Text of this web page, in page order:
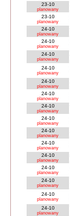
23-10
planowany
23-10
planowany
24-10
planowany
24-10
planowany
24-10
planowany
24-10
planowany
24-10
planowany
24-10
planowany
24-10
planowany
24-10
planowany
24-10
planowany
24-10
planowany
24-10
planowany
24-10
planowany
24-10
planowany
24-10
planowany
24-10
planowany